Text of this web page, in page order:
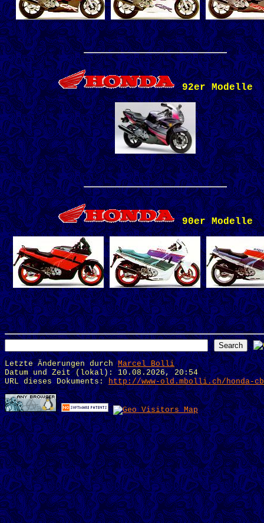
92er Modelle
90er Modelle
Letzte Änderungen durchMarcel Bolli
Datum und Zeit (lokal): 10.08.2026, 20:54
URL dieses Dokuments:http://www-old.mbolli.ch/honda-